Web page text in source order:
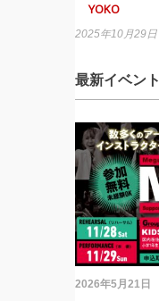
YOKO
2025年10月29日
最新イベント
2026年5月21日